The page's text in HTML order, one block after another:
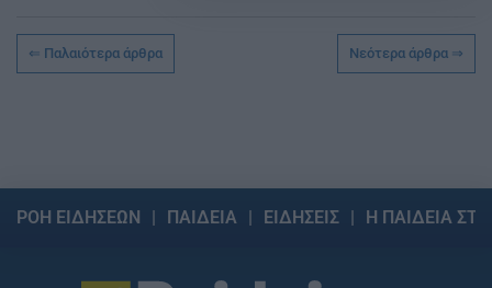
Παλαιότερα άρθρα Νεότερα άρθρα
ΡΟΗ ΕΙΔΗΣΕΩΝ ΠΑΙΔΕΙΑ ΕΙΔΗΣΕΙΣ Η ΠΑΙΔΕΙΑ